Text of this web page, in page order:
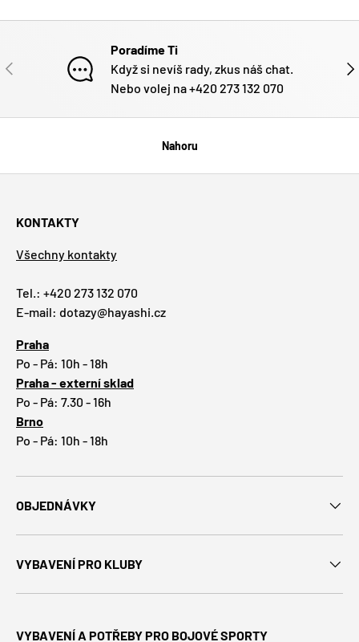
PŘEDCHOZÍ
Poradíme Ti
Když si nevíš rady, zkus náš chat.
Nebo volej na +420 273 132 070
Nahoru
KONTAKTY
Všechny kontakty
Tel.: +420 273 132 070
E-mail: dotazy@hayashi.cz
Praha
Po - Pá: 10h - 18h
Praha - externí sklad
Po - Pá: 7.30 - 16h
Brno
Po - Pá: 10h - 18h
OBJEDNÁVKY
VYBAVENÍ PRO KLUBY
VYBAVENÍ A POTŘEBY PRO BOJOVÉ SPORTY